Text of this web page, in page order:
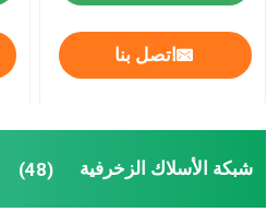
اتصل بنا
شبكة الأسلاك الزخرفية (48)